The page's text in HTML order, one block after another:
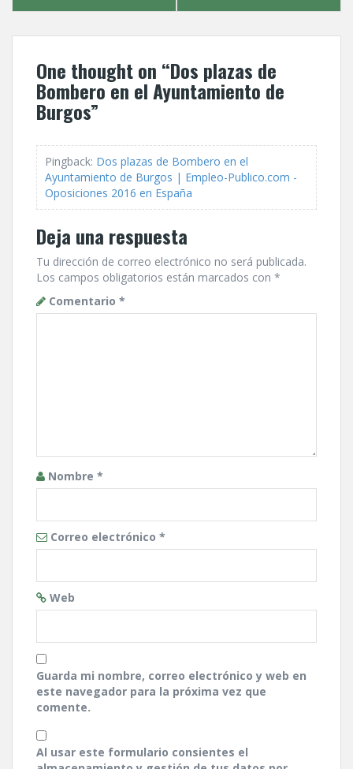
One thought on “Dos plazas de
Bombero en el Ayuntamiento de
Burgos”
Pingback: Dos plazas de Bombero en el
Ayuntamiento de Burgos | Empleo-Publico.com -
Oposiciones 2016 en España
Deja una respuesta
Tu dirección de correo electrónico no será publicada.
Los campos obligatorios están marcados con *
Comentario *
Nombre *
Correo electrónico *
Web
Guarda mi nombre, correo electrónico y web en
este navegador para la próxima vez que
comente.
Al usar este formulario consientes el